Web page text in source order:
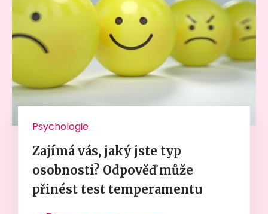
Psychologie
Zajímá vás, jaký jste typ
osobnosti? Odpověď může
přinést test temperamentu